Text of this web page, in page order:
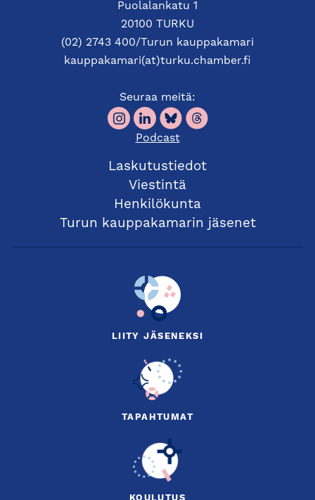
Puolalankatu 1
20100 TURKU
(02) 2743 400/Turun kauppakamari
kauppakamari(at)turku.chamber.fi
Seuraa meitä:
Podcast
Laskutustiedot
Viestintä
Henkilökunta
Turun kauppakamarin jäsenet
LIITY JÄSENEKSI
TAPAHTUMAT